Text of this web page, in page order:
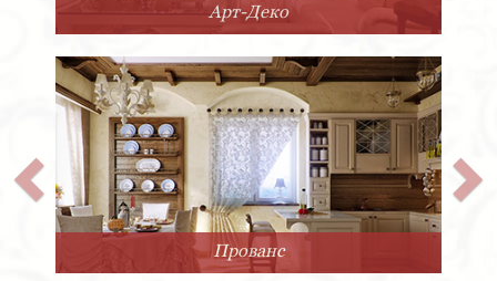
Арт-Деко
Прованс